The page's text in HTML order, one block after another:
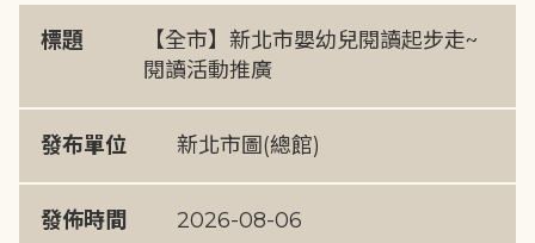
標題
【全市】新北市嬰幼兒閱讀起步走~
閱讀活動推廣
發布單位 新北市圖(總館)
發佈時間 2026-08-06